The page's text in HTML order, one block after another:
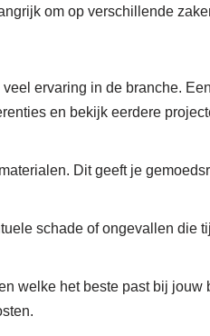
om op verschillende
ervaring in de branche.
en bekijk eerdere
Dit geeft je
schade of ongevallen die
welke het beste past bij